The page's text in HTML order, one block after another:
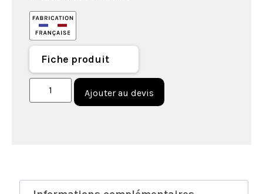
Fiche produit
Ajouter au devis